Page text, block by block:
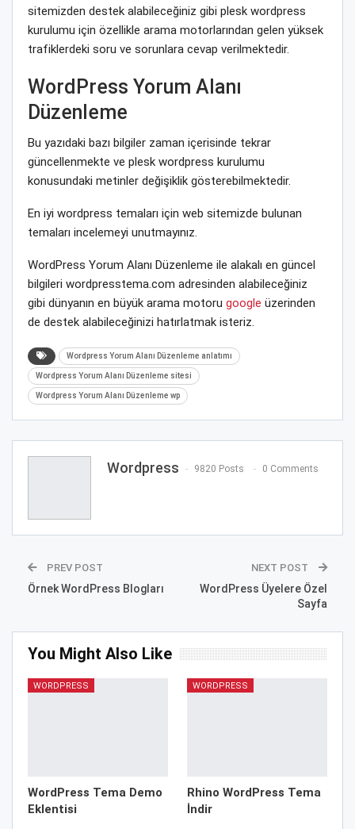
sitemizden destek alabileceğiniz gibi plesk wordpress
kurulumu için özellikle arama motorlarından gelen yüksek
trafiklerdeki soru ve sorunlara cevap verilmektedir.
WordPress Yorum Alanı
Düzenleme
Bu yazıdaki bazı bilgiler zaman içerisinde tekrar
güncellenmekte ve plesk wordpress kurulumu
konusundaki metinler değişiklik gösterebilmektedir.
En iyi wordpress temaları için web sitemizde bulunan
temaları incelemeyi unutmayınız.
WordPress Yorum Alanı Düzenleme ile alakalı en güncel
bilgileri wordpresstema.com adresinden alabileceğiniz
gibi dünyanın en büyük arama motoru google üzerinden
de destek alabileceğinizi hatırlatmak isteriz.
Wordpress Yorum Alanı Düzenleme anlatımı
Wordpress Yorum Alanı Düzenleme sitesi
Wordpress Yorum Alanı Düzenleme wp
Wordpress 9820 Posts 0 Comments
PREV POST
Örnek WordPress Blogları
NEXT POST
WordPress Üyelere Özel
Sayfa
You Might Also Like
WORDPRESS
WordPress Tema Demo
Eklentisi
WORDPRESS
Rhino WordPress Tema
İndir